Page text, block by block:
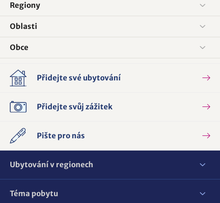
Regiony
Oblasti
Obce
Přidejte své ubytování
Přidejte svůj zážitek
Pište pro nás
Ubytování v regionech
Téma pobytu